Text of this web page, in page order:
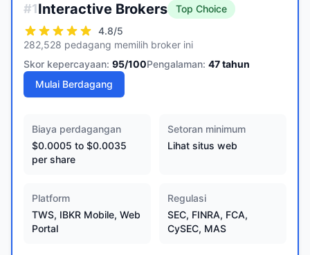
#1Interactive Brokers
Top Choice
4.8/5
282,528 pedagang memilih broker ini
Skor kepercayaan: 95/100Pengalaman: 47tahun
Mulai Berdagang
Biaya perdagangan
$0.0005 to $0.0035
per share
Setoran minimum
Lihat situs web
Platform
TWS, IBKR Mobile, Web
Portal
Regulasi
SEC, FINRA, FCA,
CySEC, MAS